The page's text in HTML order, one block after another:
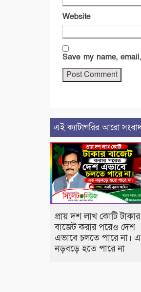
Website
Save my name,
এই ক্যাটাগরির আরো
প্রায় দশ লাখ কোটি টাকার
বাজেট করার পরেও দেশ
এভাবে চলতে পারে না।
নড়বড়ে হতে পারে না